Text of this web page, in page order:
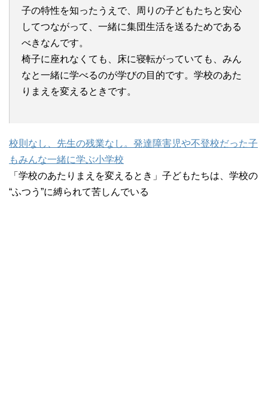
子の特性を知ったうえで、周りの子どもたちと安心
してつながって、一緒に集団生活を送るためである
べきなんです。
椅子に座れなくても、床に寝転がっていても、みん
なと一緒に学べるのが学びの目的です。学校のあた
りまえを変えるときです。
校則なし、先生の残業なし。発達障害児や不登校だった子
もみんな一緒に学ぶ小学校
「学校のあたりまえを変えるとき」子どもたちは、学校の
“ふつう”に縛られて苦しんでいる